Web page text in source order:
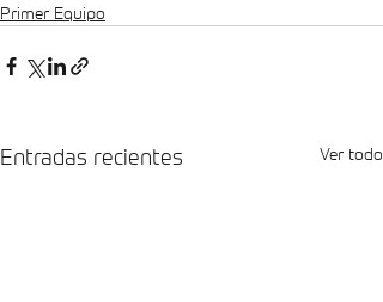
Primer Equipo
Entradas recientes Ver todo